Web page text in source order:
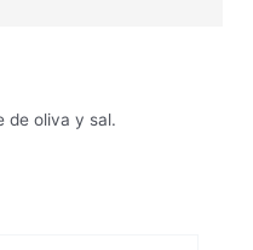
de oliva y sal.